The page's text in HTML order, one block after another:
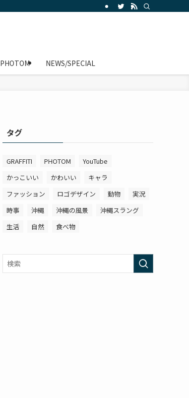
PHOTOM NEWS/SPECIAL
タグ
GRAFFITI PHOTOM
YouTube
かっこいい
かわいい
キャラ
ファッション
ロゴデザイン 動物
実況
時事
沖縄 沖縄の風景
沖縄スラング
生活
自然 食べ物